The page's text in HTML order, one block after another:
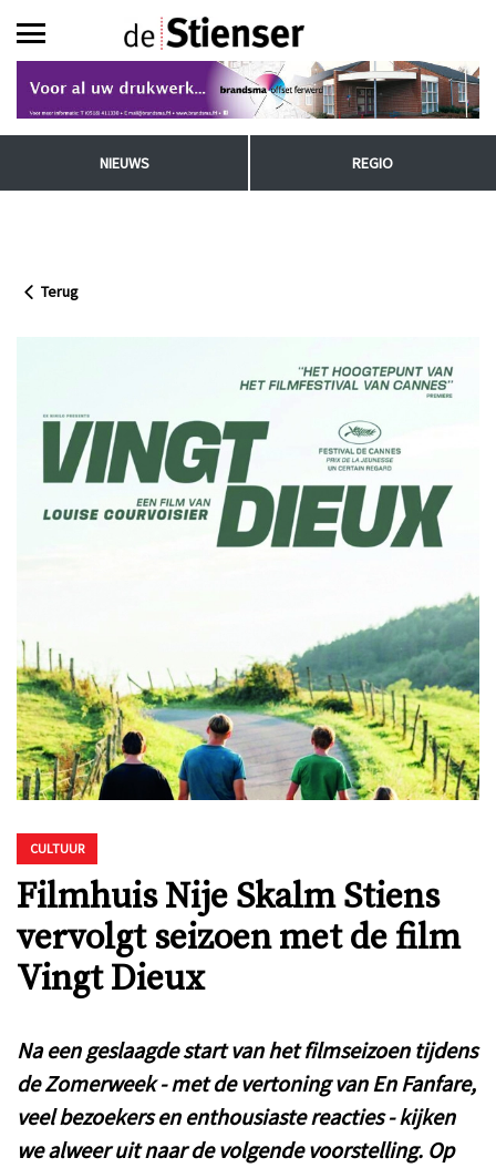
NIEUWS REGIO
Terug
CULTUUR
Filmhuis Nije Skalm Stiens
vervolgt seizoen met de film
Vingt Dieux
Na een geslaagde start van het filmseizoen tijdens
de Zomerweek - met de vertoning van En Fanfare,
veel bezoekers en enthousiaste reacties - kijken
we alweer uit naar de volgende voorstelling. Op